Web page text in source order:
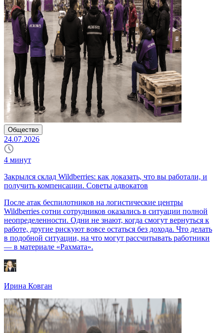
Общество
24.07.2026
4 минут
Закрылся склад Wildberries: как доказать, что вы работали, и
получить компенсации. Советы адвокатов
После атак беспилотников на логистические центры
Wildberries сотни сотрудников оказались в ситуации полной
неопределенности. Одни не знают, когда смогут вернуться к
работе, другие рискуют вовсе остаться без дохода. Что делать
в подобной ситуации, на что могут рассчитывать работники
— в материале «Рахмата».
Ирина Ковган